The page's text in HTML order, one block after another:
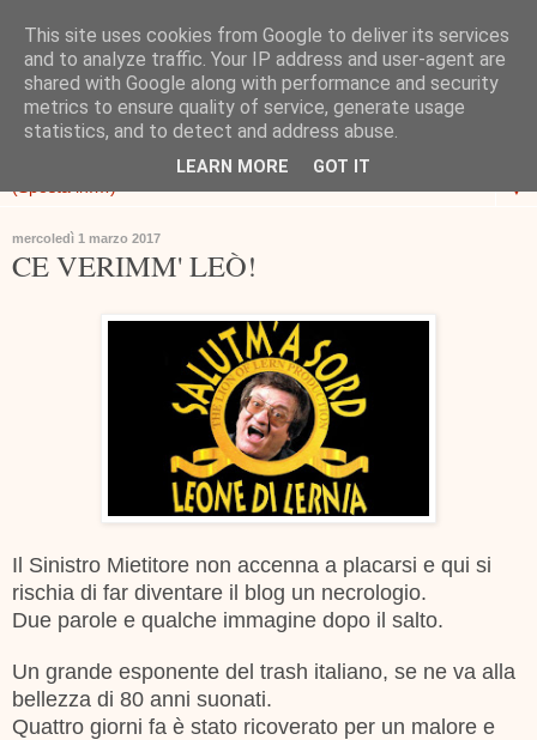
▼
mercoledì 1 marzo 2017
CE VERIMM' LEÒ!
Il Sinistro Mietitore non accenna a placarsi e qui si
rischia di far diventare il blog un necrologio.
Due parole e qualche immagine dopo il salto.
Un grande esponente del trash italiano, se ne va alla
bellezza di 80 anni suonati.
Quattro giorni fa è stato ricoverato per un malore e
This site uses cookies from Google to deliver its services
and to analyze traffic. Your IP address and user-agent are
shared with Google along with performance and security
metrics to ensure quality of service, generate usage
statistics, and to detect and address abuse.
LEARN MORE GOT IT